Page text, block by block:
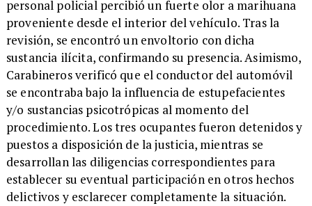
personal policial percibió un fuerte olor a marihuana
proveniente desde el interior del vehículo. Tras la
revisión, se encontró un envoltorio con dicha
sustancia ilícita, confirmando su presencia. Asimismo,
Carabineros verificó que el conductor del automóvil
se encontraba bajo la influencia de estupefacientes
y/o sustancias psicotrópicas al momento del
procedimiento. Los tres ocupantes fueron detenidos y
puestos a disposición de la justicia, mientras se
desarrollan las diligencias correspondientes para
establecer su eventual participación en otros hechos
delictivos y esclarecer completamente la situación.